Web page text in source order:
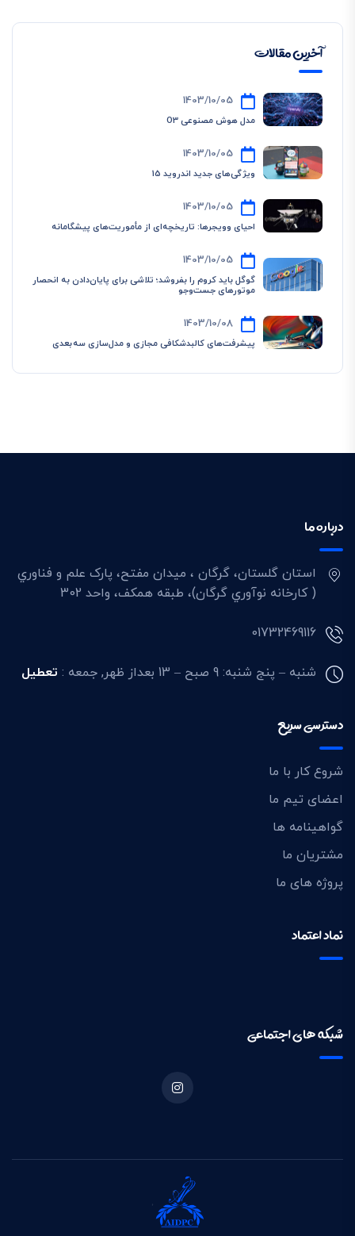
آخرین مقالات
1403/10/05
مدل هوش مصنوعی O3
1403/10/05
ویژگی‌های جدید اندروید 15
1403/10/05
احیای وویجرها: تاریخچه‌ای از مأموریت‌های پیشگامانه
1403/10/05
گوگل باید کروم را بفروشد؛ تلاشی برای پایان‌دادن به انحصار
موتورهای جست‌وجو
1403/10/08
پیشرفت‌های کالبدشکافی مجازی و مدل‌سازی سه‌بعدی
درباره ما
استان گلستان، گرگان ، ميدان مفتح، پارک علم و فناوري
( کارخانه نوآوري گرگان)، طبقه همکف، واحد 302
01732469116
شنبه – پنج شنبه: 9 صبح – 13 بعداز ظهر, جمعه : تعطیل
دسترسی سریع
شروع کار با ما
اعضای تیم ما
گواهینامه ها
مشتریان ما
پروژه های ما
نماد اعتماد
شبکه های اجتماعی